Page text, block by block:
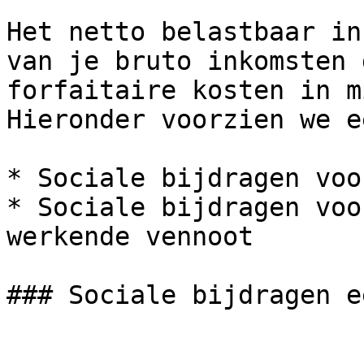
Het netto belastbaar
van je bruto
forfaitaire kosten in
Hieronder voorzien we
* Sociale bijdragen voor
* Sociale bijdragen
werkende vennoot
### Sociale bijdragen